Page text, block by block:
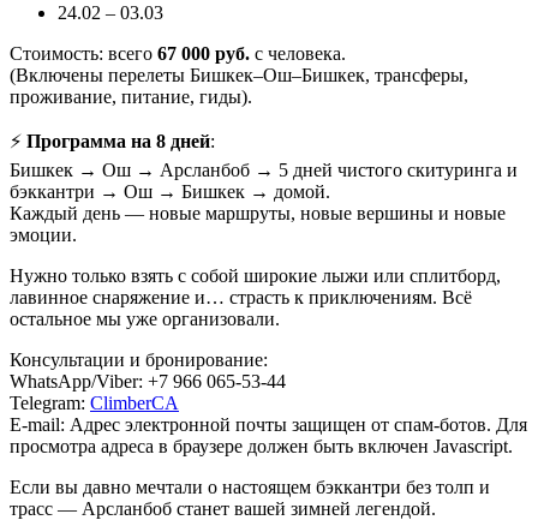
24.02 – 03.03
Стоимость: всего 67 000 руб. с человека.
(Включены перелеты Бишкек–Ош–Бишкек, трансферы,
проживание, питание, гиды).
⚡️ Программа на 8 дней:
Бишкек → Ош → Арсланбоб → 5 дней чистого скитуринга и
бэккантри → Ош → Бишкек → домой.
Каждый день — новые маршруты, новые вершины и новые
эмоции.
Нужно только взять с собой широкие лыжи или сплитборд,
лавинное снаряжение и… страсть к приключениям. Всё
остальное мы уже организовали.
Консультации и бронирование:
WhatsApp/Viber: +7 966 065-53-44
Telegram: ClimberCA
E-mail: Адрес электронной почты защищен от спам-ботов. Для
просмотра адреса в браузере должен быть включен Javascript.
Если вы давно мечтали о настоящем бэккантри без толп и
трасс — Арсланбоб станет вашей зимней легендой.